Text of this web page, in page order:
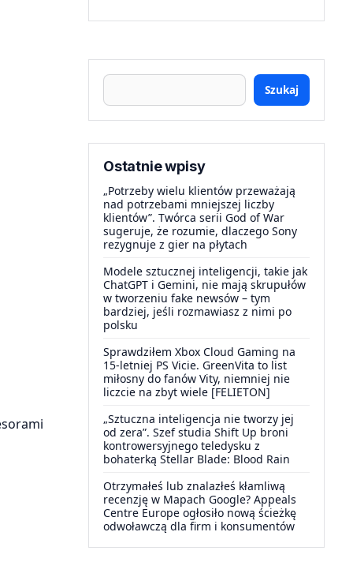
Szukaj
Ostatnie wpisy
„Potrzeby wielu klientów przeważają
nad potrzebami mniejszej liczby
klientów”. Twórca serii God of War
sugeruje, że rozumie, dlaczego Sony
rezygnuje z gier na płytach
Modele sztucznej inteligencji, takie jak
ChatGPT i Gemini, nie mają skrupułów
w tworzeniu fake newsów – tym
bardziej, jeśli rozmawiasz z nimi po
polsku
Sprawdziłem Xbox Cloud Gaming na
15-letniej PS Vicie. GreenVita to list
miłosny do fanów Vity, niemniej nie
liczcie na zbyt wiele [FELIETON]
„Sztuczna inteligencja nie tworzy jej
od zera”. Szef studia Shift Up broni
kontrowersyjnego teledysku z
bohaterką Stellar Blade: Blood Rain
Otrzymałeś lub znalazłeś kłamliwą
recenzję w Mapach Google? Appeals
Centre Europe ogłosiło nową ścieżkę
odwoławczą dla firm i konsumentów